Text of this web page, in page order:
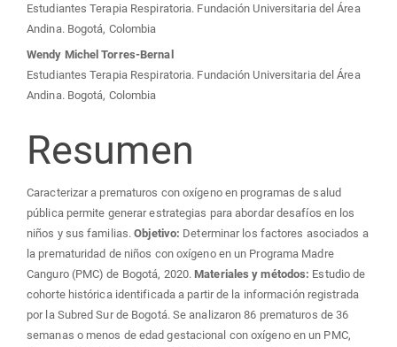
Estudiantes Terapia Respiratoria. Fundación Universitaria del Área
Andina. Bogotá, Colombia
Wendy Michel Torres-Bernal
Estudiantes Terapia Respiratoria. Fundación Universitaria del Área
Andina. Bogotá, Colombia
Resumen
Caracterizar a prematuros con oxígeno en programas de salud
pública permite generar estrategias para abordar desafíos en los
niños y sus familias.Objetivo: Determinar los factores asociados a
la prematuridad de niños con oxígeno en un Programa Madre
Canguro (PMC) de Bogotá, 2020.Materiales y métodos: Estudio de
cohorte histórica identificada a partir de la información registrada
por la Subred Sur de Bogotá. Se analizaron 86 prematuros de 36
semanas o menos de edad gestacional con oxígeno en un PMC,